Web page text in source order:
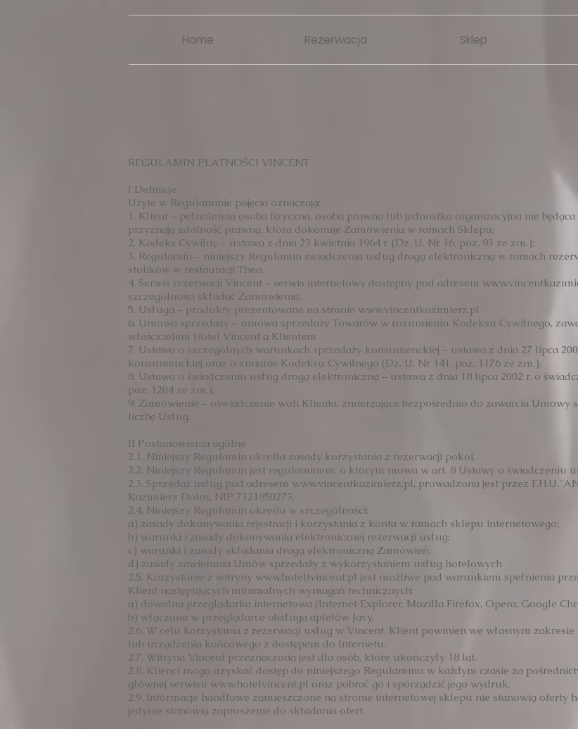
Home Rezerwacja Sklep
REGULAMIN PŁATNOŚCI VINCENT
I Definicje
Użyte w Regulaminie pojęcia oznaczają:
1. Klient – pełnoletnia osoba fizyczna, osoba prawna lub jednostka organizacyjna nie
przyznają zdolność prawną, która dokonuje Zamówienia w ramach Sklepu;
2. Kodeks Cywilny – ustawa z dnia 23 kwietnia 1964 r. (Dz. U. Nr 16, poz. 93 ze zm.);
3. Regulamin – niniejszy Regulamin świadczenia usług drogą elektroniczną w ramach
stolików w restauracji Theo.
4. Serwis rezerwacji Vincent – serwis internetowy dostępny pod adresem
szczególności składać Zamówienia.
5. Usługa – produkty prezentowane na stronie www.vincentkazimierz.pl
6. Umowa sprzedaży – umowa sprzedaży Towarów w rozumieniu Kodeksu Cywilnego,
właścicielem Hotel Vincent a Klientem
7. Ustawa o szczególnych warunkach sprzedaży konsumenckiej – ustawa z dnia 27 lipca
konsumenckiej oraz o zmianie Kodeksu Cywilnego (Dz. U. Nr 141, poz. 1176 ze zm.).
8. Ustawa o świadczeniu usług drogą elektroniczną – ustawa z dnia 18 lipca 2002 r. o
poz. 1204 ze zm.).
9. Zamówienie – oświadczenie woli Klienta, zmierzające bezpośrednio do zawarcia Umowy
liczbę Usług.
II Postanowienia ogólne
2.1. Niniejszy Regulamin określa zasady korzystania z rezerwacji pokoi.
2.2. Niniejszy Regulamin jest regulaminem, o którym mowa w art. 8 Ustawy o świadczeniu
2.3. Sprzedaż usług pod adresem www.vincentkazimierz.pl, prowadzona jest przez
Kazimierz Dolny, NIP 7121850273.
2.4. Niniejszy Regulamin określa w szczególności:
a) zasady dokonywania rejestracji i korzystania z konta w ramach sklepu internetowego;
b) warunki i zasady dokonywania elektronicznej rezerwacji usług;
c) warunki i zasady składania drogą elektroniczną Zamówień;
d) zasady zawierania Umów sprzedaży z wykorzystaniem usług hotelowych
2.5. Korzystanie z witryny www.hoteltvincent.pl jest możliwe pod warunkiem spełnienia
Klient następujących minimalnych wymagań technicznych:
a) dowolna przeglądarka internetowa (Internet Explorer, Mozilla Firefox, Opera, Google
b) włączona w przeglądarce obsługa apletów Javy.
2.6. W celu korzystania z rezerwacji usług w Vincent, Klient powinien we własnym
lub urządzenia końcowego z dostępem do Internetu.
2.7. Witryna Vincent przeznaczona jest dla osób, które ukończyły 18 lat.
2.8. Klienci mogą uzyskać dostęp do niniejszego Regulaminu w każdym czasie za
głównej serwisu www.hotelvincent.pl oraz pobrać go i sporządzić jego wydruk.
2.9. Informacje handlowe zamieszczone na stronie internetowej sklepu nie stanowią
jedynie stanowią zaproszenie do składania ofert.